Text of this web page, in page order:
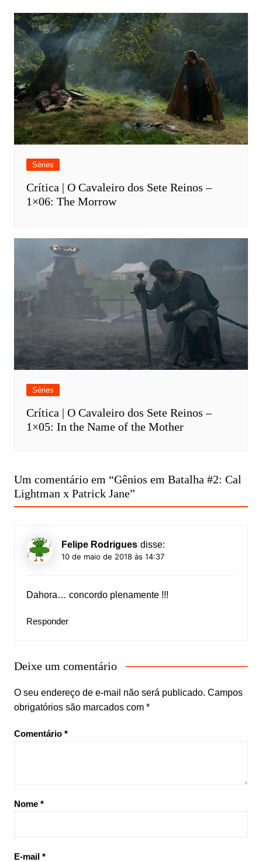
Séries
Crítica | O Cavaleiro dos Sete Reinos –
1×06: The Morrow
Séries
Crítica | O Cavaleiro dos Sete Reinos –
1×05: In the Name of the Mother
Um comentário em “Gênios em Batalha #2: Cal
Lightman x Patrick Jane”
Felipe Rodrigues disse:
10 de maio de 2018 às 14:37
Dahora… concordo plenamente !!!
Responder
Deixe um comentário
O seu endereço de e-mail não será publicado. Campos
obrigatórios são marcados com *
Comentário *
Nome *
E-mail *